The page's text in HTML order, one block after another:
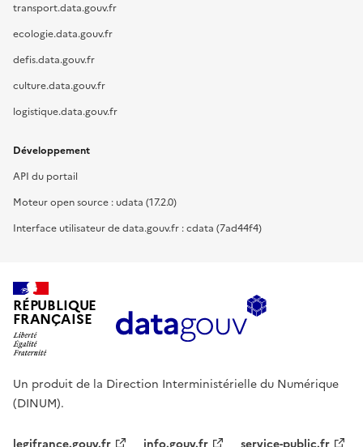
transport.data.gouv.fr
ecologie.data.gouv.fr
defis.data.gouv.fr
culture.data.gouv.fr
logistique.data.gouv.fr
Développement
API du portail
Moteur open source : udata (17.2.0)
Interface utilisateur de data.gouv.fr : cdata (7ad44f4)
RÉPUBLIQUE
FRANÇAISE
Un produit de la Direction Interministérielle du Numérique
(DINUM).